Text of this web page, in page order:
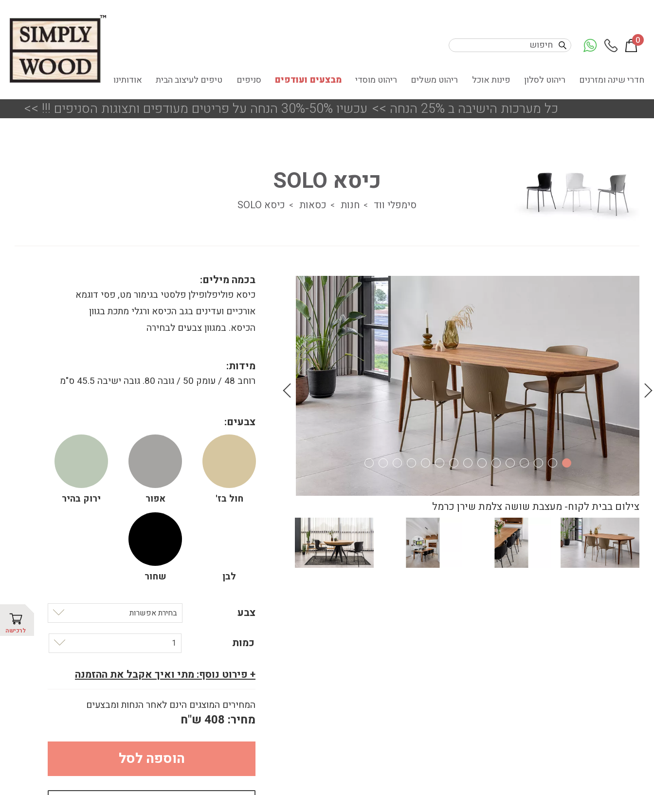
0
חדרי שינה ומזרנים ריהוט לסלון פינות אוכל ריהוט משלים ריהוט מוסדי מבצעים ועודפים סניפים טיפים לעיצוב הבית אודותינו
<< !!! עכשיו 50%-30% הנחה על פריטים מעודפים ותצוגות הסניפים << כל מערכות הישיבה ב 25% הנחה
לרכישה
כיסא SOLO
סימפלי ווד חנות כסאות כיסא SOLO
צילום בבית לקוח- מעצבת שושה צלמת שירן כרמל
בכמה מילים:
כיסא פוליפלופילן פלסטי בגימור מט, פסי דוגמא
אורכיים ועדינים בגב הכיסא ורגלי מתכת בגוון
הכיסא. במגוון צבעים לבחירה
מידות:
רוחב 48 / עומק 50 / גובה 80. גובה ישיבה 45.5 ס"מ
צבעים:
חול בז' אפור ירוק בהיר
לבן שחור
צבע בחירת אפשרות
כמות 1
+ פירוט נוסף: מתי ואיך אקבל את ההזמנה
המחירים המוצגים הינם לאחר הנחות ומבצעים
מחיר: 408 ש"ח
הוספה לסל